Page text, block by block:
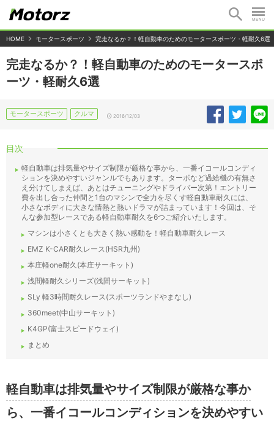
HOME モータースポーツ 完走なるか？！軽自動車のためのモータースポーツ・軽耐久6選
完走なるか？！軽自動車のためのモータースポ
ーツ・軽耐久6選
モータースポーツ クルマ 2016/12/03
目次
軽自動車は排気量やサイズ制限が厳格な事から、一番イコールコンディ
ションを決めやすいジャンルでもあります。ターボなど過給機の有無さ
え分けてしまえば、あとはチューニングやドライバー次第！エントリー
費を出し合った仲間と1台のマシンで全力を尽くす軽自動車耐久には、
小さなボディに大きな情熱と熱いドラマが詰まっています！今回は、そ
んな参加型レースである軽自動車耐久を6つご紹介いたします。
マシンは小さくとも大きく熱い感動を！軽自動車耐久レース
EMZ K-CAR耐久レース(HSR九州)
本庄軽one耐久(本庄サーキット)
浅間軽耐久シリーズ(浅間サーキット)
SLy 軽3時間耐久レース(スポーツランドやまなし)
360meet(中山サーキット)
K4GP(富士スピードウェイ)
まとめ
軽自動車は排気量やサイズ制限が厳格な事か
ら、一番イコールコンディションを決めやすい